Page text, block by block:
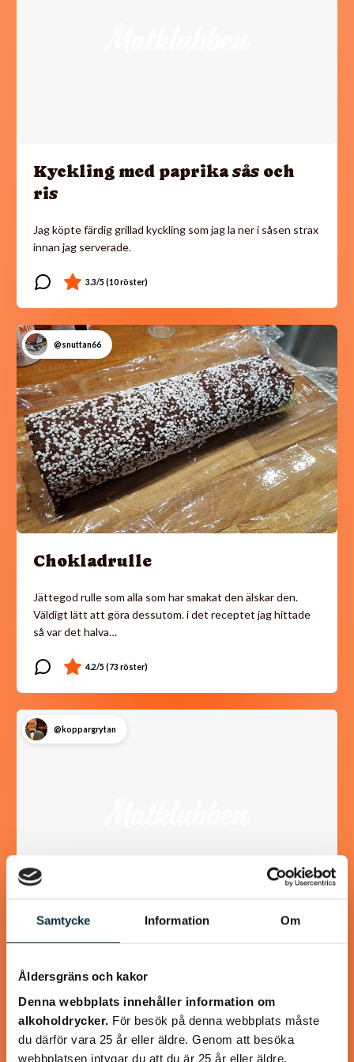
Samtycke Information Om
Åldersgräns och kakor
Denna webbplats innehåller information om
alkoholdrycker. För besök på denna webbplats måste
du därför vara 25 år eller äldre. Genom att besöka
webbplatsen intygar du att du är 25 år eller äldre.
Kyckling med paprika sås och
ris
Jag köpte färdig grillad kyckling som jag la ner i såsen strax
innan jag serverade.
@snuttan66
Chokladrulle
Jättegod rulle som alla som har smakat den älskar den.
Väldigt lätt att göra dessutom. i det receptet jag hittade
så var det halva…
@koppargrytan
Turkisk köfte
En längtan till Turkisk mat